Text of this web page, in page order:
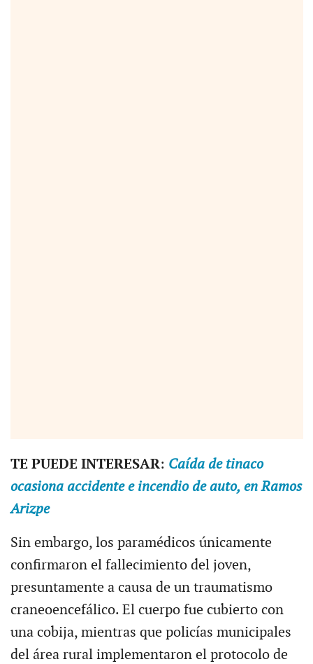
TE PUEDE INTERESAR: Caída de tinaco
ocasiona accidente e incendio de auto, en Ramos
Arizpe
Sin embargo, los paramédicos únicamente
confirmaron el fallecimiento del joven,
presuntamente a causa de un traumatismo
craneoencefálico. El cuerpo fue cubierto con
una cobija, mientras que policías municipales
del área rural implementaron el protocolo de